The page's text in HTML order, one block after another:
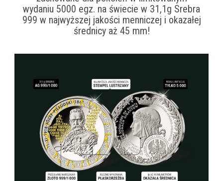
wydaniu 5000 egz. na świecie w 31,1g Srebra
999 w najwyższej jakości menniczej i okazałej
średnicy aż 45 mm!